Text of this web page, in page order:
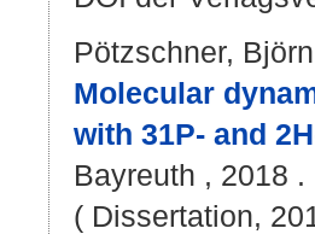
Pötzschner, Björn
Molecular
with 31P- and
Bayreuth , 2018 .
( Dissertation,